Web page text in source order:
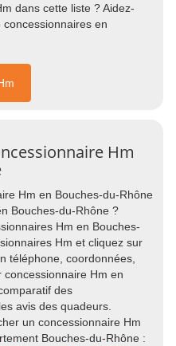
dans cette liste ? Aidez-
en
Hm
Hm en Bouches-du-Rhône
Bouches-du-Rhône ?
Hm en Bouches-
Hm et cliquez sur
téléphone, coordonnées,
concessionnaire Hm en
des
avis des quadeurs.
un concessionnaire Hm
Bouches-du-Rhône :